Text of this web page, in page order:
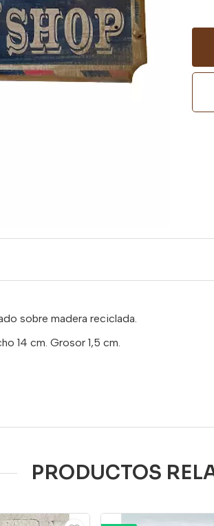
sobre madera reciclada.
14 cm. Grosor 1,5 cm.
PRODUCTOS